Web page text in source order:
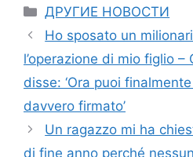
Categories
ДРУГИЕ НОВОСТИ
Ho sposato un
l’operazione di mio figlio –
disse: ‘Ora puoi
davvero firmato’
Un ragazzo mi ha
di fine anno perché